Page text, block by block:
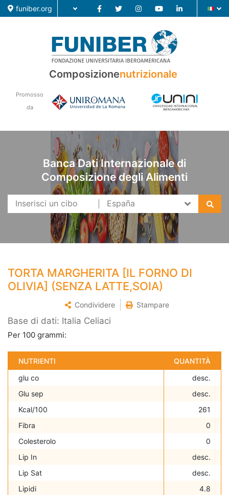
funiber.org
Composizione nutrizionale
Ricerca
Composizionenutrizionale
Promosso
da
Banca Dati Internazionale di
Composizione degli Alimenti
TORTA MARGHERITA [IL FORNO DI
OLIVIA] (SENZA LATTE,SOIA)
Condividere Stampare
Base di dati: Italia Celiaci
Per 100 grammi:
NUTRIENTI
QUANTITÀ
glu co
desc.
Glu sep
desc.
Kcal/100
261
Fibra
0
Colesterolo
0
Lip In
desc.
Lip Sat
desc.
Lipidi
4.8